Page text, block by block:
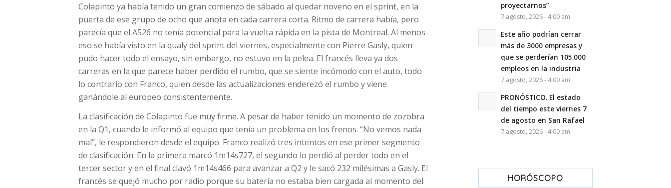
Colapinto ya había tenido un gran comienzo de sábado al quedar noveno en el sprint, en la
puerta de ese grupo de ocho que anota en cada carrera corta. Ritmo de carrera había, pero
parecía que el A526 no tenía potencial para la vuelta rápida en la pista de Montreal. Al menos
eso se había visto en la qualy del sprint del viernes, especialmente con Pierre Gasly, quien
pudo hacer todo el ensayo, sin embargo, no estuvo en la pelea. El francés lleva ya dos
carreras en la que parece haber perdido el rumbo, que se siente incómodo con el auto, todo
lo contrario con Franco, quien desde las actualizaciones enderezó el rumbo y viene
ganándole al europeo consistentemente.
La clasificación de Colapinto fue muy firme. A pesar de haber tenido un momento de zozobra
en la Q1, cuando le informó al equipo que tenía un problema en los frenos. “No vemos nada
mal”, le respondieron desde el equipo. Franco realizó tres intentos en ese primer segmento
de clasificación. En la primera marcó 1m14s727, el segundo lo perdió al perder todo en el
tercer sector y en el final clavó 1m14s466 para avanzar a Q2 y le sacó 232 milésimas a Gasly. El
francés se quejó mucho por radio porque su batería no estaba bien cargada al momento del
proyectarnos”
7 agosto, 2026 - 4:00 am
Este año podrían cerrar
más de 3000 empresas y
que se perderían 105.000
empleos en la industria
7 agosto, 2026 - 4:00 am
PRONÓSTICO. El estado
del tiempo este viernes 7
de agosto en San Rafael
7 agosto, 2026 - 4:00 am
HORÓSCOPO